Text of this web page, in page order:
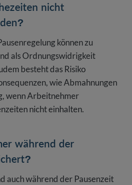
nicht
können zu
als Ordnungswidrigkeit
besteht das Risiko
wie Abmahnungen
wenn Arbeitnehmer
nicht einhalten.
während der
auch während der Pausenzeit